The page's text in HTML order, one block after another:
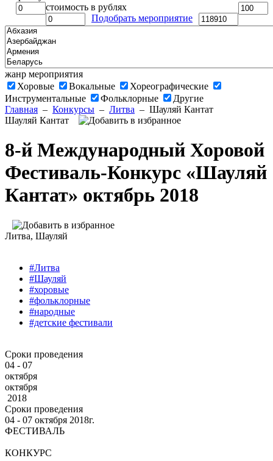
стоимость в рублях
Подобрать мероприятие
жанр мероприятия
Хоровые
Вокальные
Хореографические
Инструментальные
Фольклорные
Другие
Главная – Конкурсы – Литва – Шауляй Кантат
Шауляй Кантат
8-й Международный Хоровой
Фестиваль-Конкурс «Шауляй
Кантат» октябрь 2018
Литва, Шауляй
#Литва
#Шауляй
#хоровые
#фольклорные
#народные
#детские фестивали
Сроки проведения
04 - 07
октября
октября
2018
Сроки проведения
04 ‐ 07 октября 2018г.
ФЕСТИВАЛЬ
КОНКУРС